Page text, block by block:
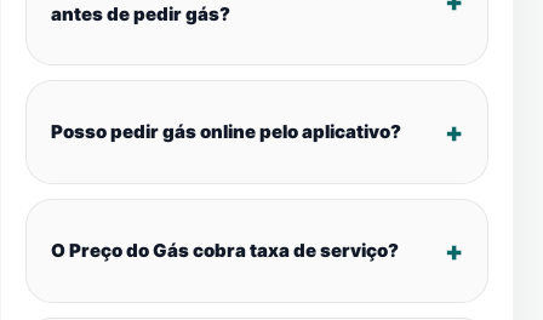
antes de pedir gás?
Posso pedir gás online pelo aplicativo?
O Preço do Gás cobra taxa de serviço?